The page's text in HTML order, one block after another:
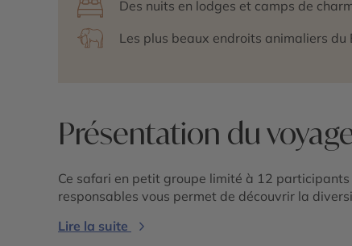
Des nuits en lodges et camps de
Les plus beaux endroits animaliers du
Présentation du
Ce safari en petit groupe limité à 12
responsables vous permet de découvrir la
Lire la suite